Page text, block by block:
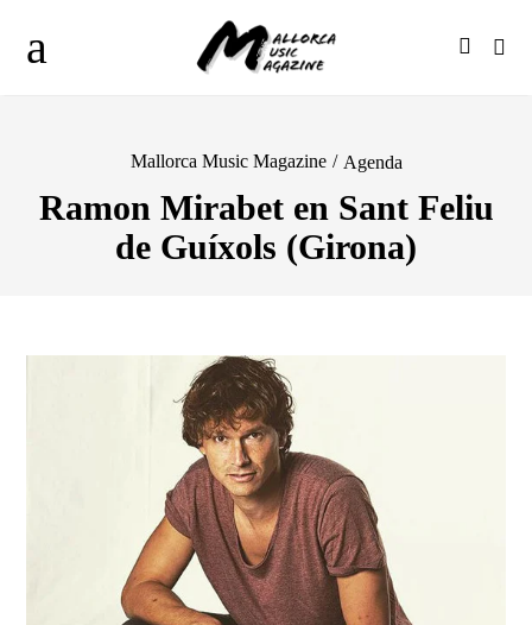
Mallorca Music Magazine / Agenda
Ramon Mirabet en Sant Feliu
de Guíxols (Girona)